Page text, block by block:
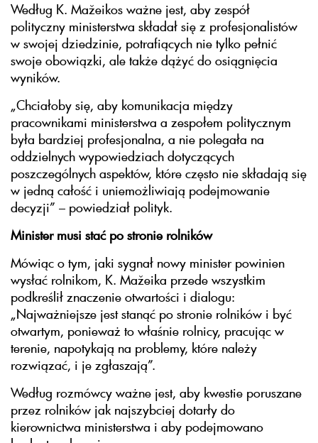
Według K. Mažeikos ważne jest, aby zespół
polityczny ministerstwa składał się z profesjonalistów
w swojej dziedzinie, potrafiących nie tylko pełnić
swoje obowiązki, ale także dążyć do osiągnięcia
wyników.
„Chciałoby się, aby komunikacja między
pracownikami ministerstwa a zespołem politycznym
była bardziej profesjonalna, a nie polegała na
oddzielnych wypowiedziach dotyczących
poszczególnych aspektów, które często nie składają się
w jedną całość i uniemożliwiają podejmowanie
decyzji” – powiedział polityk.
Minister musi stać po stronie rolników
Mówiąc o tym, jaki sygnał nowy minister powinien
wysłać rolnikom, K. Mažeika przede wszystkim
podkreślił znaczenie otwartości i dialogu:
„Najważniejsze jest stanąć po stronie rolników i być
otwartym, ponieważ to właśnie rolnicy, pracując w
terenie, napotykają na problemy, które należy
rozwiązać, i je zgłaszają”.
Według rozmówcy ważne jest, aby kwestie poruszane
przez rolników jak najszybciej dotarły do
kierownictwa ministerstwa i aby podejmowano